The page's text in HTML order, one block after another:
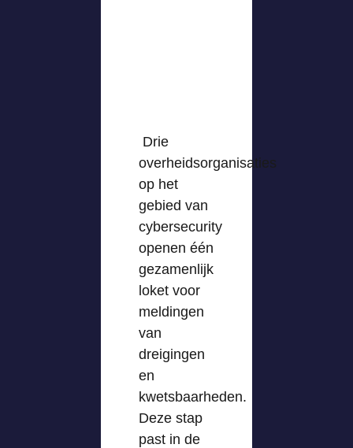
Drie
overheidsorganisaties
op het
gebied van
cybersecurity
openen één
gezamenlijk
loket voor
meldingen
van
dreigingen
en
kwetsbaarheden.
Deze stap
past in de